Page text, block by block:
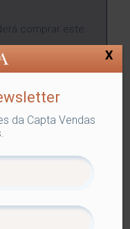
comprar este
E CENTROS DE
da Capta Vendas
X